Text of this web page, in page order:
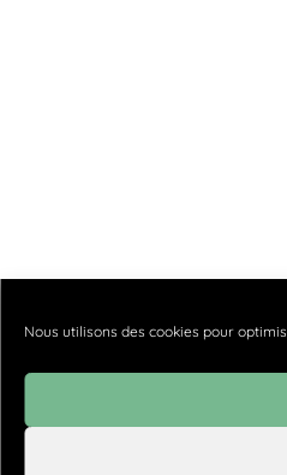
Nous utilisons des cookies pour